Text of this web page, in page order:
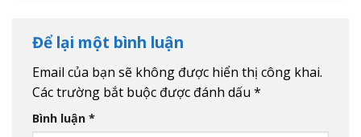
Để lại một bình luận
Email của bạn sẽ không được hiển thị công khai.
Các trường bắt buộc được đánh dấu *
Bình luận *